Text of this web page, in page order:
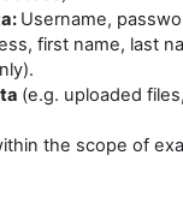
Username,
first name, last
(e.g. uploaded
the scope of